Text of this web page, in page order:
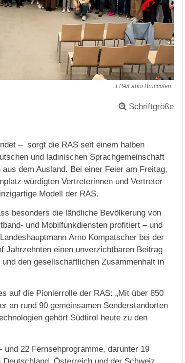
LPA/Fabio Brucculeri
Schriftgröße
– sorgt die RAS seit einem halben
und ladinischen Sprachgemeinschaft
dem Ausland. Bei einer Feier am Freitag,
würdigten Vertreterinnen und Vertreter
Modell der RAS.
besonders die ländliche Bevölkerung von
und Mobilfunkdiensten profitiert – und
Arno Kompatscher bei der
Jahrzehnten einen unverzichtbaren Beitrag
den gesellschaftlichen Zusammenhalt in
auf die Pionierrolle der RAS: „Mit über 850
an rund 90 gemeinsamen Senderstandorten
gehört Südtirol heute zu den
22 Fernsehprogramme, darunter 19